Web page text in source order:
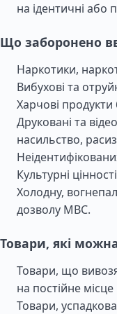
на ідентичні або
Що заборонено
Наркотики,
Вибухові та
Харчові продукти
Друковані та
насильство,
Культурні
Холодну,
дозволу МВС.
Товари, які
Товари, що
на постійне
Товари,